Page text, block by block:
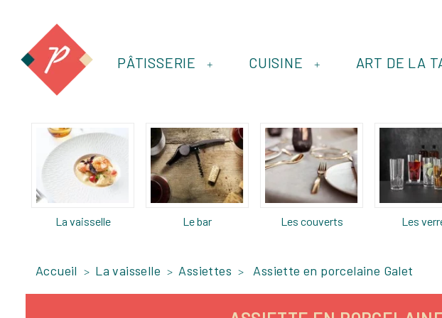
+
PÂTISSERIE +
CUISINE ART DE LA
La vaisselle Le bar Les couverts Les
Accueil La vaisselle Assiettes Assiette en porcelaine Galet